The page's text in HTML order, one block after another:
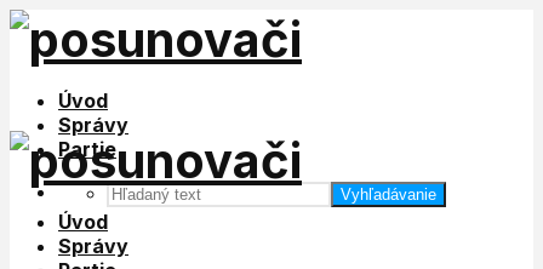
Úvod
Správy
Partie
Vyhľadávanie
Úvod
Správy